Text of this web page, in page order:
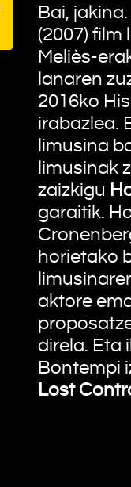
Bai,
(2007) film
Meliès-
lanaren
2016ko
irabazlea.
limusina
limusinak
zaizkigu
garaitik.
horietako
aktore
direla. Eta
Bontempi
Lost